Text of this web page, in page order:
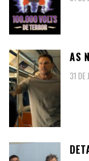
AS
31